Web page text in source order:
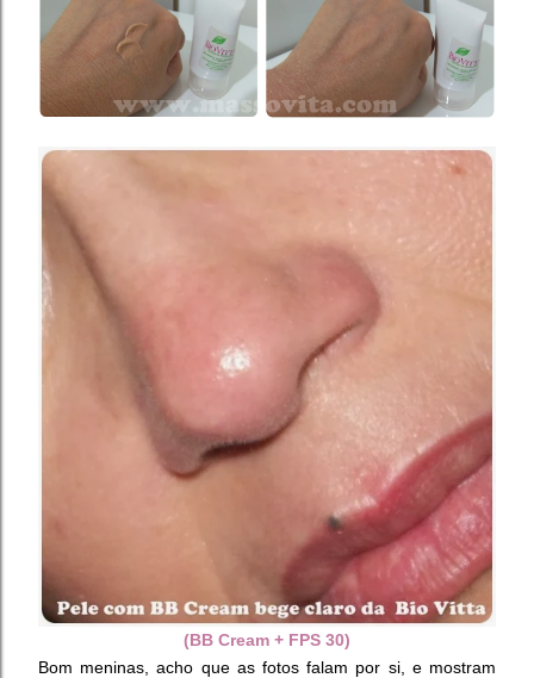
(BB Cream + FPS 30)
Bom meninas, acho que as fotos falam por si, e mostram